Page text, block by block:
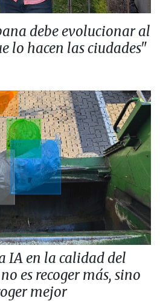
debe evolucionar al
lo hacen las ciudades"
IA en la calidad del
es recoger más, sino
mejor